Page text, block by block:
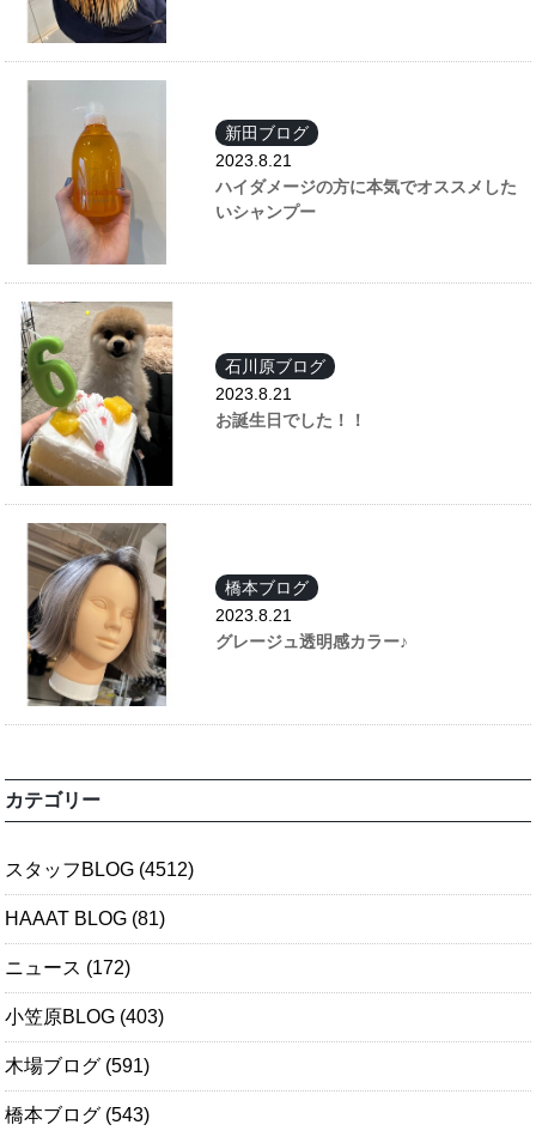
新田ブログ
2023.8.21
ハイダメージの方に本気でオススメした
いシャンプー
石川原ブログ
2023.8.21
お誕生日でした！！
橋本ブログ
2023.8.21
グレージュ透明感カラー♪
カテゴリー
スタッフBLOG (4512)
HAAAT BLOG (81)
ニュース (172)
小笠原BLOG (403)
木場ブログ (591)
橋本ブログ (543)